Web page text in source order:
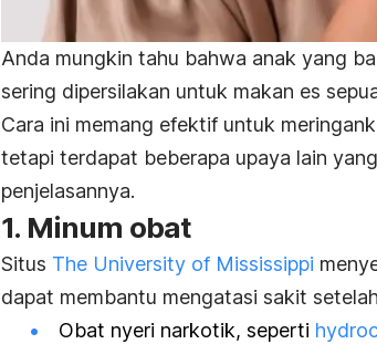
Anda mungkin tahu bahwa anak yang
sering dipersilakan untuk makan es
Cara ini memang efektif untuk
tetapi terdapat beberapa upaya lain
penjelasannya.
1. Minum obat
Situs The University of Mississippi
dapat membantu mengatasi sakit
Obat nyeri narkotik, seperti